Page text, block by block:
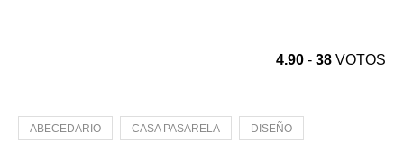
4.90 - 38 VOTOS
ABECEDARIO CASA PASARELA DISEÑO